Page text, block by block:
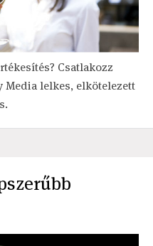
Csatlakozz
Media lelkes, elkötelezett